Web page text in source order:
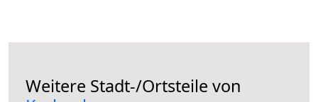
Weitere Stadt-/Ortsteile von